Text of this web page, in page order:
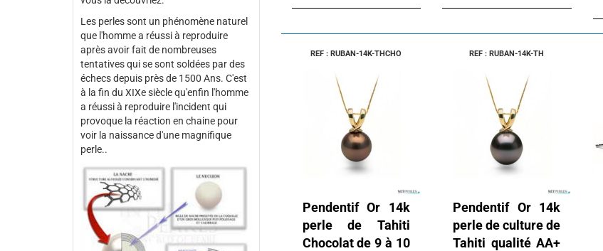
Les perles sont un phénomène naturel
que l'homme a réussi à reproduire
après avoir fait de nombreuses
tentatives qui se sont soldées par des
échecs depuis près de 1500 Ans. C'est
à la fin du XIXe siècle qu'enfin l'homme
a réussi à reproduire l'incident qui
provoque la réaction en chaine pour
voir la naissance d'une magnifique
perle..
REF : RUBAN-14K-THCHO
Pendentif Or 14k
perle de Tahiti
Chocolat de 9 à 10
REF : RUBAN-14K-TH
Pendentif Or 14k
perle de culture de
Tahiti qualité AA+